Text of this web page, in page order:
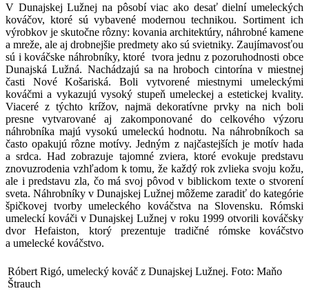
V Dunajskej Lužnej na pôsobí viac ako desať dielní umeleckých
kováčov, ktoré sú vybavené modernou technikou. Sortiment ich
výrobkov je skutočne rôzny: kovania architektúry, náhrobné kamene
a mreže, ale aj drobnejšie predmety ako sú svietniky. Zaujímavosťou
sú i kováčske náhrobníky, ktoré tvora jednu z pozoruhodnosti obce
Dunajská Lužná. Nachádzajú sa na hroboch cintorína v miestnej
časti Nové Košariská. Boli vytvorené miestnymi umeleckými
kováčmi a vykazujú vysoký stupeň umeleckej a estetickej kvality.
Viaceré z týchto krížov, najmä dekoratívne prvky na nich boli
presne vytvarované aj zakomponované do celkového výzoru
náhrobníka majú vysokú umeleckú hodnotu. Na náhrobníkoch sa
často opakujú rôzne motívy. Jedným z najčastejších je motív hada
a srdca. Had zobrazuje tajomné zviera, ktoré evokuje predstavu
znovuzrodenia vzhľadom k tomu, že každý rok zvlieka svoju kožu,
ale i predstavu zla, čo má svoj pôvod v biblickom texte o stvorení
sveta. Náhrobníky v Dunajskej Lužnej môžeme zaradiť do kategórie
špičkovej tvorby umeleckého kováčstva na Slovensku. Rómski
umeleckí kováči v Dunajskej Lužnej v roku 1999 otvorili kováčsky
dvor Hefaiston, ktorý prezentuje tradičné rómske kováčstvo
a umelecké kováčstvo.
Róbert Rigó, umelecký kováč z Dunajskej Lužnej. Foto: Maňo
Štrauch